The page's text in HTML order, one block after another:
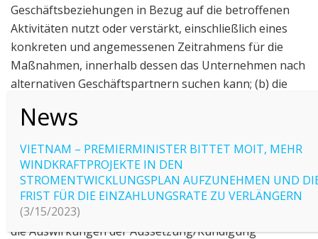
Geschäftsbeziehungen in Bezug auf die betroffenen
Aktivitäten nutzt oder verstärkt, einschließlich eines
konkreten und angemessenen Zeitrahmens für die
Maßnahmen, innerhalb dessen das Unternehmen nach
alternativen Geschäftspartnern suchen kann; (b) die
Aussicht auf Erfolg besteht oder die Umsetzung des
verhindert/abmildert. In diesem Zusammenhang stellen
die Mitgliedstaaten sicher, dass Verträge eine
Aussetzung oder Kündigung zulassen, sofern dies nicht
gesetzlich vorgeschrieben ist. Das Unternehmen muss
die Auswirkungen der Aussetzung/Kündigung
VIETNAM – PREMIERMINISTER BITTET MOIT, MEHR
WINDKRAFTPROJEKTE IN DEN
STROMENTWICKLUNGSPLAN AUFZUNEHMEN UND
FRIST FÜR DIE EINZAHLUNGSRATE ZU VERLÄNGERN
(3/15/2023)